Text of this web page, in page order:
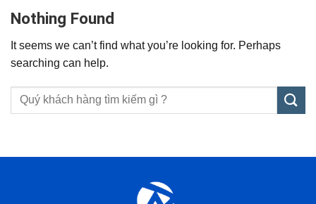
Nothing Found
It seems we can’t find what you’re looking for. Perhaps
searching can help.